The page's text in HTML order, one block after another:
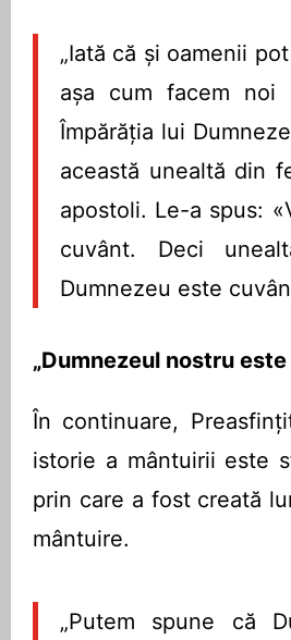
„Iată că și oamenii
așa cum facem
Împărăția lui
această unealtă din
apostoli. Le-a spus:
cuvânt. Deci
Dumnezeu este
„Dumnezeul nostru
În continuare,
istorie a mântuirii este
prin care a fost creată
mântuire.
„Putem spune că